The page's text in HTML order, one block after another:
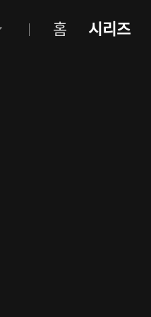
홈 시리즈